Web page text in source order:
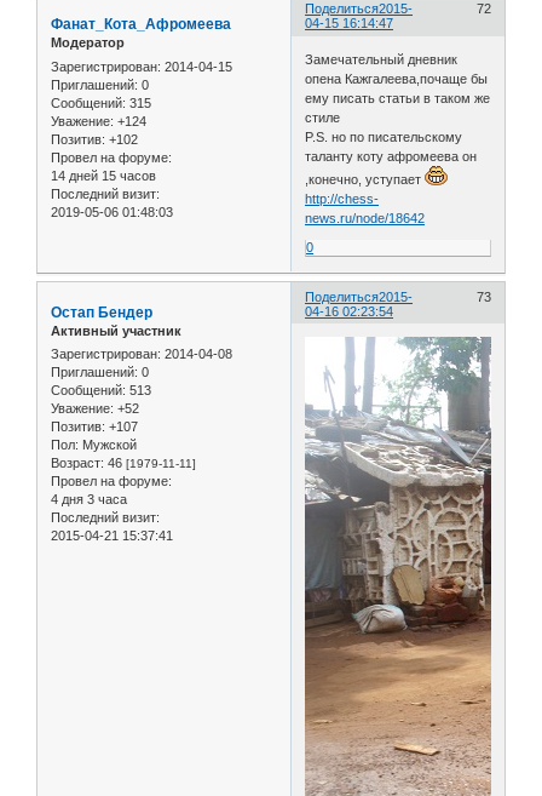
Поделиться 72
2015-
04-15 16:14:47
Фанат_Кота_Афромеева
Модератор
Зарегистрирован: 2014-04-15
Приглашений: 0
Сообщений: 315
Уважение: +124
Позитив: +102
Провел на форуме:
14 дней 15 часов
Последний визит:
2019-05-06 01:48:03
Замечательный дневник
опена Кажгалеева,почаще бы
ему писать статьи в таком же
стиле
P.S. но по писательскому
таланту коту афромеева он
,конечно, уступает
http://chess-
news.ru/node/18642
0
Поделиться 73
2015-
04-16 02:23:54
Остап Бендер
Активный участник
Зарегистрирован: 2014-04-08
Приглашений: 0
Сообщений: 513
Уважение: +52
Позитив: +107
Пол: Мужской
Возраст: 46 [1979-11-11]
Провел на форуме:
4 дня 3 часа
Последний визит:
2015-04-21 15:37:41